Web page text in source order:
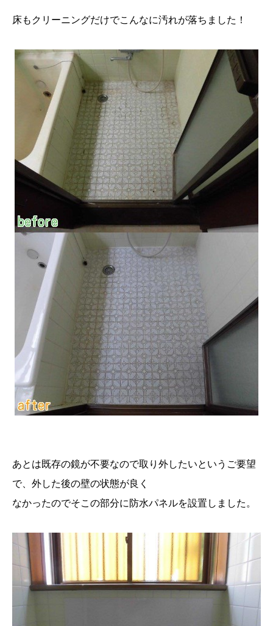
床もクリーニングだけでこんなに汚れが落ちました！
あとは既存の鏡が不要なので取り外したいというご要望
で、外した後の壁の状態が良く
なかったのでそこの部分に防水パネルを設置しました。